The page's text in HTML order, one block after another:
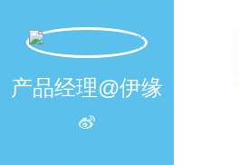
产品经理@伊缘